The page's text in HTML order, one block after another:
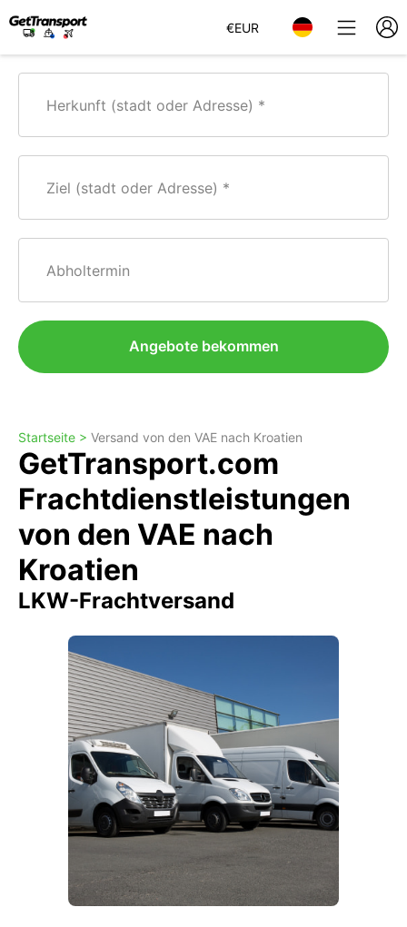
€EUR
Herkunft (stadt oder Adresse)
Ziel (stadt oder Adresse)
Abholtermin
Angebote bekommen
Startseite > Versand von den VAE nach Kroatien
GetTransport.com
Frachtdienstleistungen
von den VAE nach
Kroatien
LKW-Frachtversand